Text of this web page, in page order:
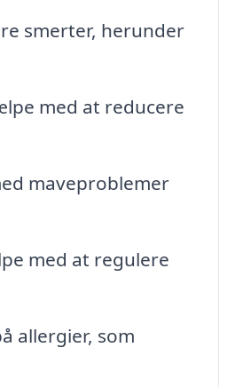
smerter, herunder
med at reducere
maveproblemer
med at regulere
allergier, som